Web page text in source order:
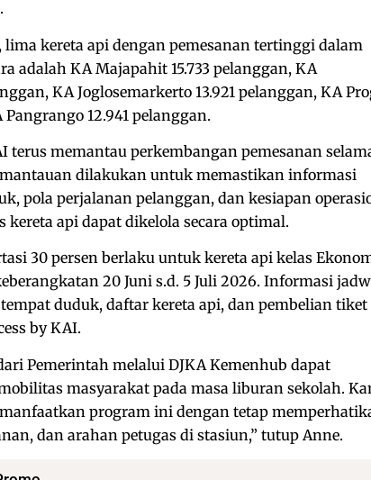
lima kereta api dengan pemesanan tertinggi dalam
adalah KA Majapahit 15.733 pelanggan, KA
KA Joglosemarkerto 13.921 pelanggan, KA
Pangrango 12.941 pelanggan.
terus memantau perkembangan pemesanan
dilakukan untuk memastikan informasi
pola perjalanan pelanggan, dan kesiapan
kereta api dapat dikelola secara optimal.
30 persen berlaku untuk kereta api kelas
20 Juni s.d. 5 Juli 2026. Informasi
duduk, daftar kereta api, dan pembelian tiket
by KAI.
Pemerintah melalui DJKA Kemenhub dapat
masyarakat pada masa liburan sekolah.
program ini dengan tetap
dan arahan petugas di stasiun,” tutup Anne.